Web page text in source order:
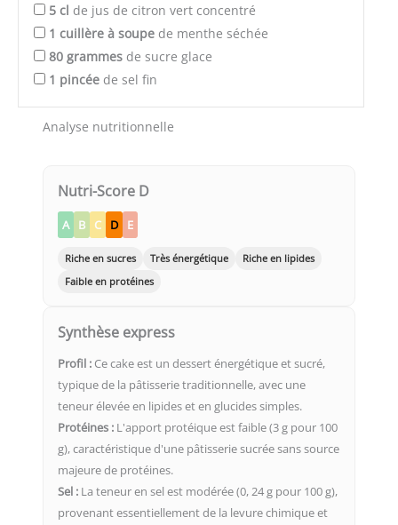
5 cl de jus de citron vert concentré
1 cuillère à soupe de menthe séchée
80 grammes de sucre glace
1 pincée de sel fin
Analyse nutritionnelle
Nutri-Score D
A B C D E
Riche en sucres Très énergétique
Riche en lipides
Faible en protéines
Synthèse express
Profil : Ce cake est un dessert énergétique et sucré,
typique de la pâtisserie traditionnelle, avec une
teneur élevée en lipides et en glucides simples.
Protéines : L'apport protéique est faible (3 g pour 100
g), caractéristique d'une pâtisserie sucrée sans source
majeure de protéines.
Sel : La teneur en sel est modérée (0, 24 g pour 100 g),
provenant essentiellement de la levure chimique et